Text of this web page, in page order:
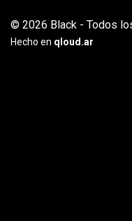
© 2026 Black - Todos
Hecho en qloud.ar